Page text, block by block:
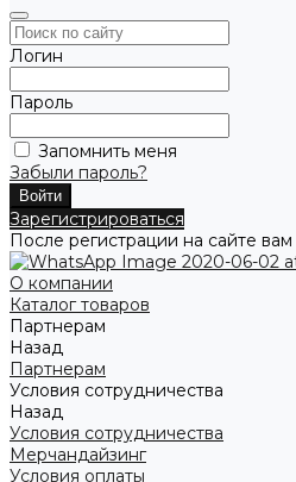
Логин
Пароль
Запомнить меня
Забыли пароль?
Зарегистрироваться
После регистрации на сайте
О компании
Каталог товаров
Партнерам
Назад
Партнерам
Условия сотрудничества
Назад
Условия сотрудничества
Мерчандайзинг
Условия оплаты